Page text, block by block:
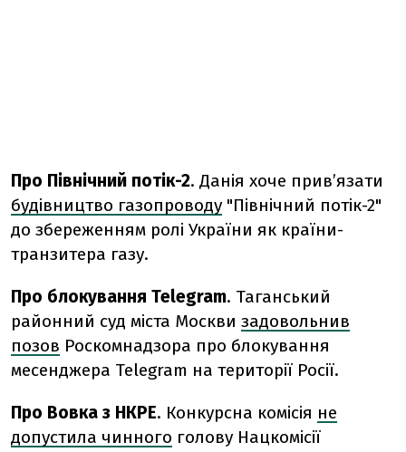
Про Північний потік-2. Данія хоче прив’язати
будівництво газопроводу "Північний потік-2"
до збереженням ролі України як країни-
транзитера газу.
Про блокування Telegram. Таганський
районний суд міста Москви задовольнив
позов Роскомнадзора про блокування
месенджера Telegram на території Росії.
Про Вовка з НКРЕ. Конкурсна комісія не
допустила чинного голову Нацкомісії